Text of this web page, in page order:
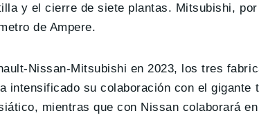
y el cierre de siete plantas. Mitsubishi,
de Ampere.
Nissan-Mitsubishi en 2023, los tres
su colaboración con el gigante
mientras que con Nissan colaborará